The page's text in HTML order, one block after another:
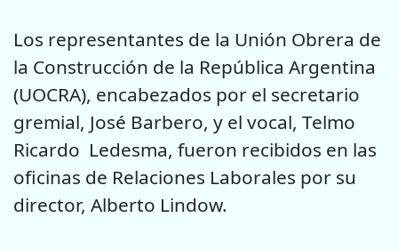
Los representantes de la Unión Obrera de
la Construcción de la República Argentina
(UOCRA), encabezados por el secretario
gremial, José Barbero, y el vocal, Telmo
Ricardo Ledesma, fueron recibidos en las
oficinas de Relaciones Laborales por su
director, Alberto Lindow.